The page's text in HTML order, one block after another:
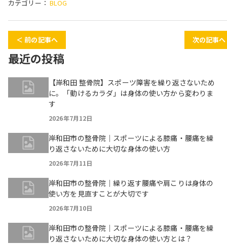
カテゴリー： BLOG
＜ 前の記事へ 次の記事
最近の投稿
【岸和田 整骨院】スポーツ障害を繰り返さないため
に。「動けるカラダ」は身体の使い方から変わりま
す
2026年7月12日
岸和田市の整骨院｜スポーツによる膝痛・腰痛を繰
り返さないために大切な身体の使い方
2026年7月11日
岸和田市の整骨院｜繰り返す腰痛や肩こりは身体の
使い方を見直すことが大切です
2026年7月10日
岸和田市の整骨院｜スポーツによる膝痛・腰痛を繰
り返さないために大切な身体の使い方とは？